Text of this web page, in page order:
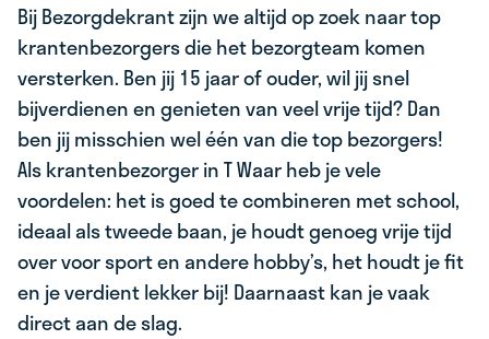
Bij Bezorgdekrant zijn we altijd op zoek naar top
krantenbezorgers die het bezorgteam komen
versterken. Ben jij 15 jaar of ouder, wil jij snel
bijverdienen en genieten van veel vrije tijd? Dan
ben jij misschien wel één van die top bezorgers!
Als krantenbezorger in T Waar heb je vele
voordelen: het is goed te combineren met school,
ideaal als tweede baan, je houdt genoeg vrije tijd
over voor sport en andere hobby’s, het houdt je fit
en je verdient lekker bij! Daarnaast kan je vaak
direct aan de slag.